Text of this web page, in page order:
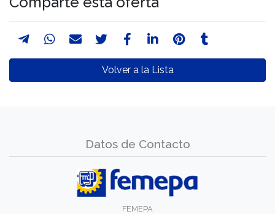
Volver a la Lista
Datos de Contacto
FEMEPA